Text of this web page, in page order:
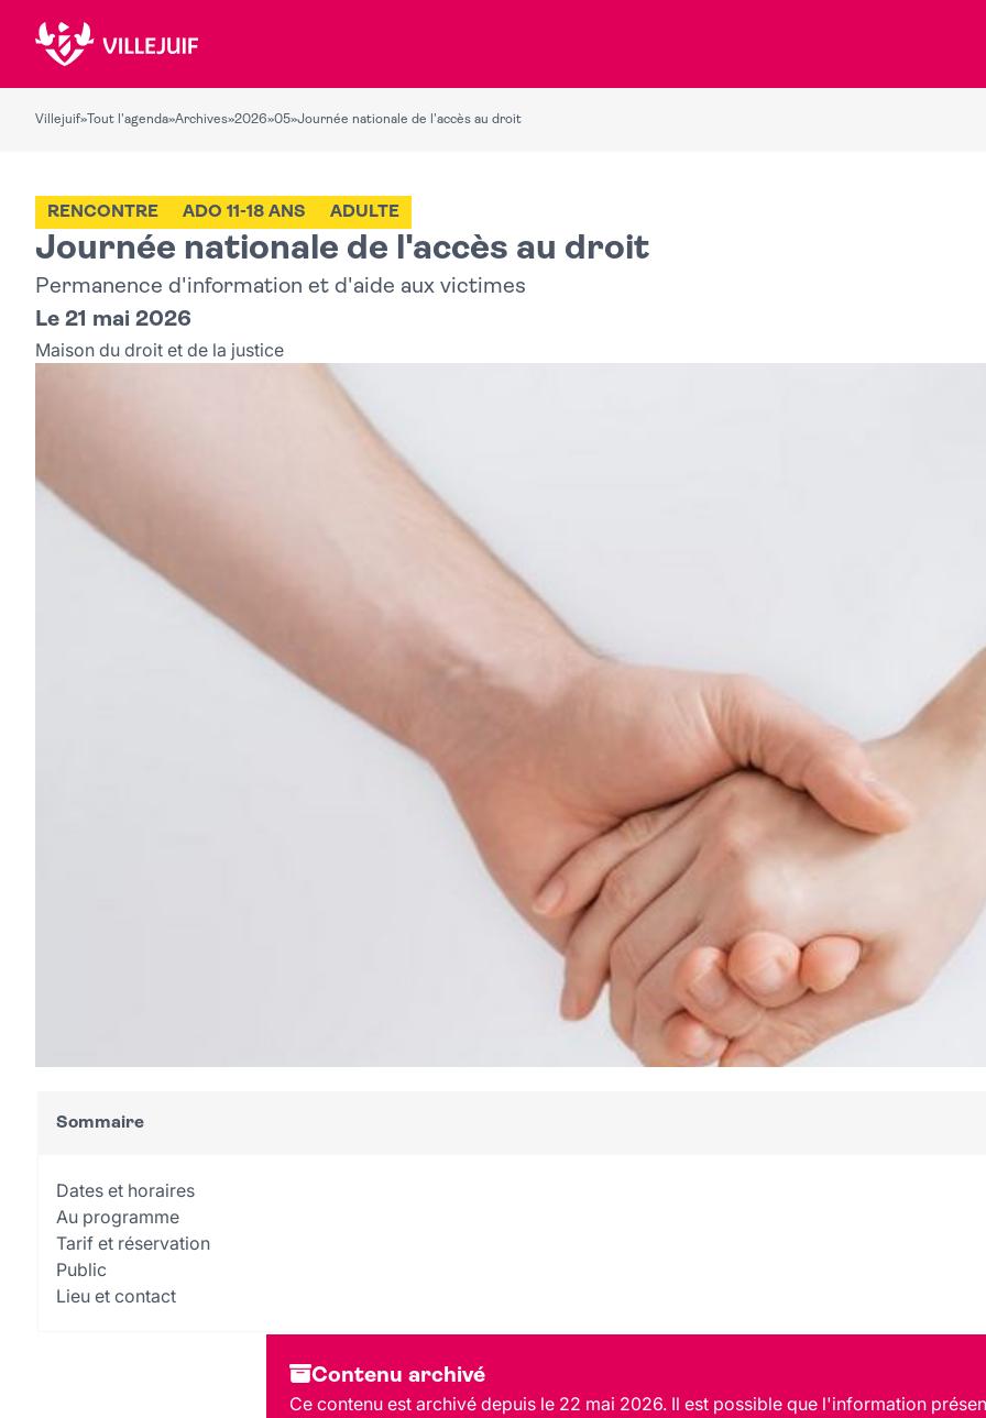
Villejuif» Tout l'agenda»Archives»2026»05»Journée nationale de l'accès au droit
Journée nationale de l'accès au droit
RENCONTRE ADO 11-18 ANS ADULTE
Permanence d'information et d'aide aux victimes
Le 21 mai 2026
Maison du droit et de la justice
Sommaire
Dates et horaires
Au programme
Tarif et réservation
Public
Lieu et contact
Contenu archivé
Ce contenu est archivé depuis le 22 mai 2026. Il est possible que l'information